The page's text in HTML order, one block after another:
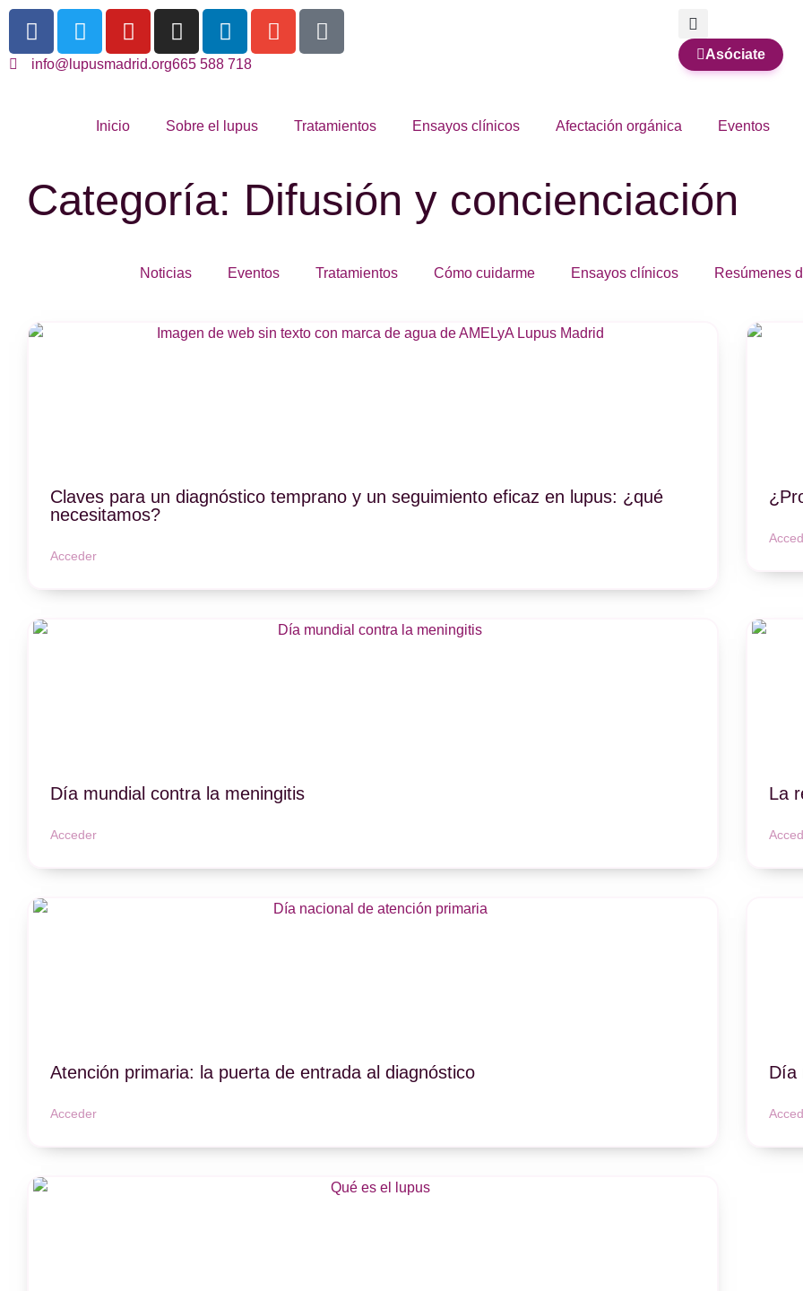
info@lupusmadrid.org665 588 718
Asóciate
Inicio Sobre el lupus Tratamientos Ensayos clínicos Afectación orgánica Eventos
Categoría: Difusión y concienciación
Noticias Eventos Tratamientos Cómo cuidarme Ensayos clínicos Resúmenes
Claves para un diagnóstico temprano y un seguimiento eficaz en lupus: ¿qué
necesitamos?
Acceder
Día mundial contra la meningitis
Acceder
La
Atención primaria: la puerta de entrada al diagnóstico
Acceder
Día